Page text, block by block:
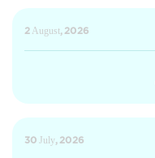
2 August, 2026
30 July, 2026